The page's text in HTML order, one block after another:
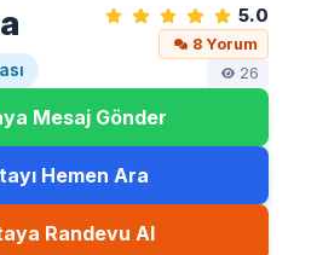
5.0
8 Yorum
26
Mesaj Gönder
Hemen Ara
Randevu Al